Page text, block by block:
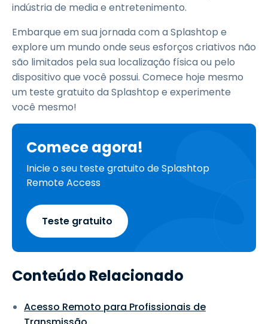
indústria de media e entretenimento.
Embarque em sua jornada com a Splashtop e
explore um mundo onde seus esforços criativos não
são limitados pela sua localização física ou pelo
dispositivo que você possui. Comece hoje mesmo
um teste gratuito da Splashtop e experimente
você mesmo!
Comece agora!
Inicie o seu teste gratuito de Splashtop
Remote Access
Teste gratuito
Conteúdo Relacionado
Acesso Remoto para Profissionais de